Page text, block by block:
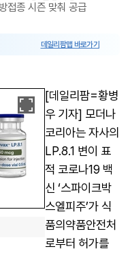
종 시즌 맞춰 공급
데일리팜맵 바로가기
[데일리팜=황병
우 기자] 모더나
코리아는 자사의
LP.8.1 변이 표
적 코로나19 백
신 ‘스파이크박
스엘피주’가 식
품의약품안전처
로부터 허가를